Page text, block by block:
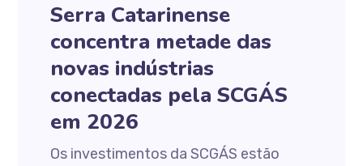
Serra Catarinense
concentra metade das
novas indústrias
conectadas pela SCGÁS
em 2026
Os investimentos da SCGÁS estão